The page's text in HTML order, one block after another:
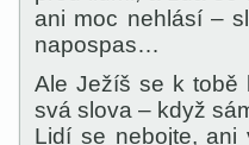
ani moc nehlásí –
napospas…
Ale Ježíš se ktobě
svá slova – když
Lidí se nebojte, ani